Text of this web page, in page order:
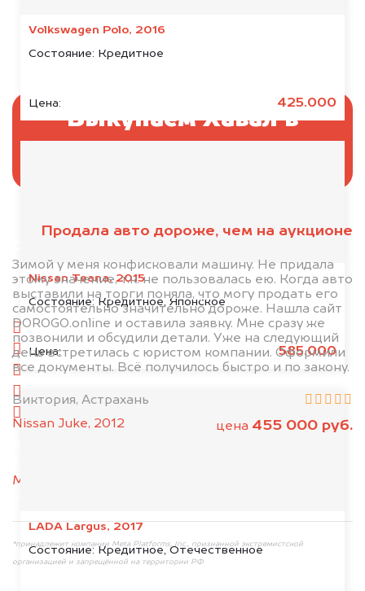
Volkswagen Polo, 2016
Состояние: Кредитное
Цена: 425.000
Nissan Teana, 2015
Состояние: Кредитное, Японское
Цена: 585.000
LADA Largus, 2017
Состояние: Кредитное, Отечественное
Продала авто дороже, чем на аукционе
Зимой у меня конфисковали машину. Не придала
этому значение, т.к. не пользовалась ею. Когда авто
выставили на торги поняла, что могу продать его
самостоятельно значительно дороже. Нашла сайт
DOROGO.online и оставила заявку. Мне сразу же
позвонили и обсудили детали. Уже на следующий
день встретилась с юристом компании. Оформили
все документы. Всё получилось быстро и по закону.
Виктория, Астрахань
Nissan Juke, 2012
цена 455 000 руб.
Выкупаем Хавал в
минуту эксперт-оценщик назовёт сумму.
1. Сфотографируйте машину:
спереди
сзади
слева
MAX
*принадлежит компании Meta Platforms, Inc., признанной экстремистской
организацией и запрещённой на территории РФ